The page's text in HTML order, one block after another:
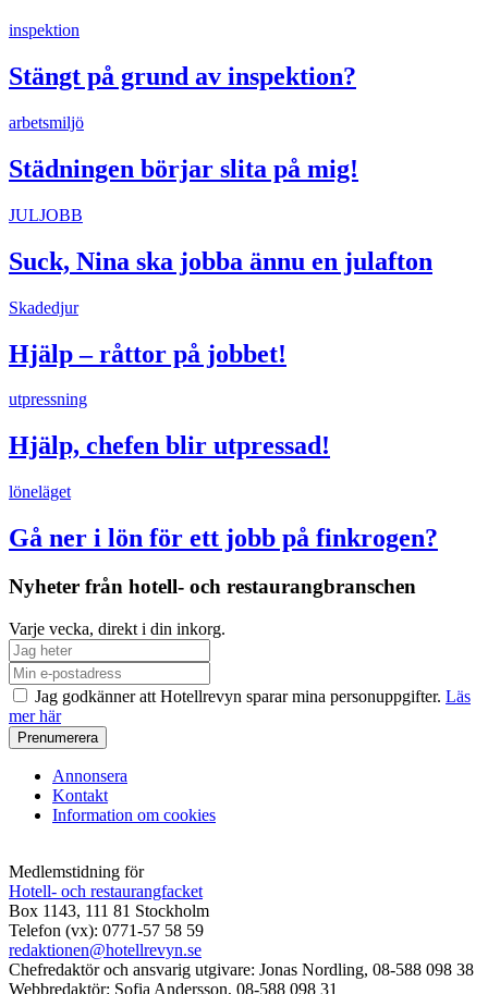
inspektion
Stängt på grund av inspektion?
arbetsmiljö
Städningen börjar slita på mig!
JULJOBB
Suck, Nina ska jobba ännu en julafton
Skadedjur
Hjälp – råttor på jobbet!
utpressning
Hjälp, chefen blir utpressad!
löneläget
Gå ner i lön för ett jobb på finkrogen?
Nyheter från hotell- och restaurangbranschen
Varje vecka, direkt i din inkorg.
Jag godkänner att Hotellrevyn sparar mina personuppgifter. Läs
mer här
Annonsera
Kontakt
Information om cookies
Medlemstidning för
Hotell- och restaurangfacket
Box 1143, 111 81 Stockholm
Telefon (vx): 0771-57 58 59
redaktionen@hotellrevyn.se
Chefredaktör och ansvarig utgivare: Jonas Nordling, 08-588 098 38
Webbredaktör: Sofia Andersson, 08-588 098 31